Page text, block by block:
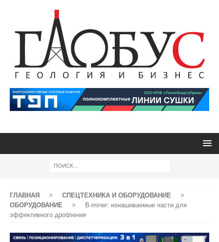
ГЛАВНАЯ > СПЕЦТЕХНИКА И ОБОРУДОВАНИЕ
>
ОБОРУДОВАНИЕ
>
B-miner: изнашиваемые части для
эффективного дробления